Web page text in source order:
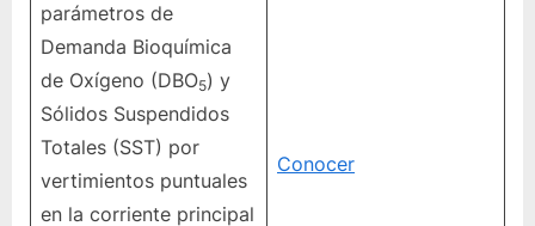
parámetros de
Demanda Bioquímica
de Oxígeno (DBO5) y
Sólidos Suspendidos
Totales (SST) por
vertimientos puntuales
en la corriente principal
Conocer